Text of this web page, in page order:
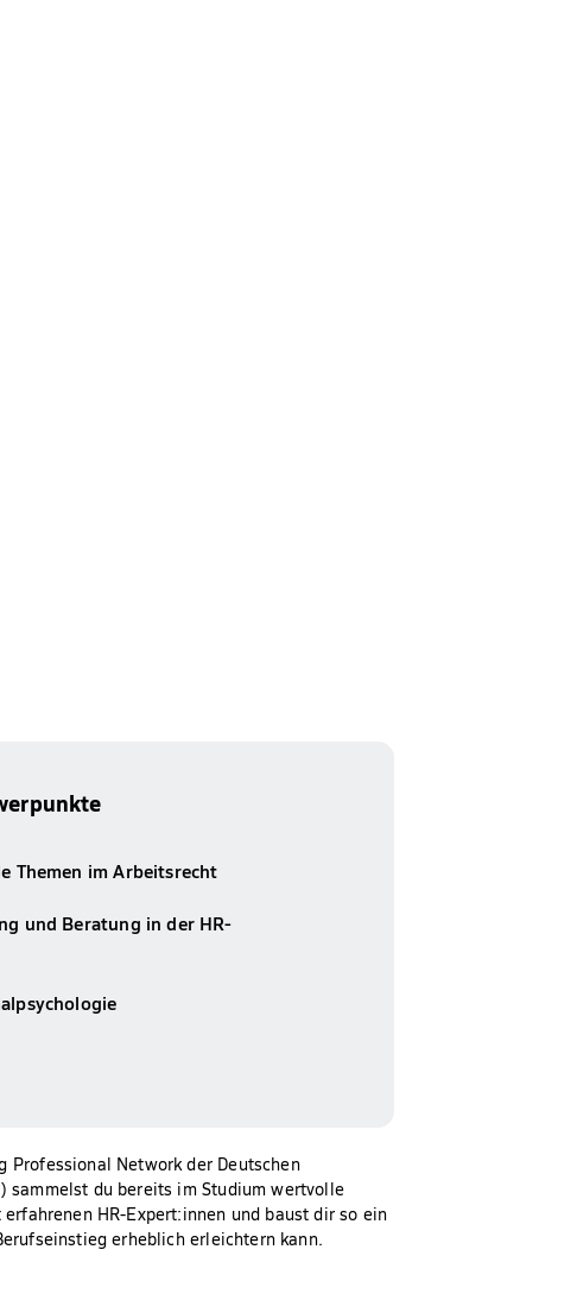
Themen im Arbeitsrecht
und Beratung in der HR-
Professional Network der Deutschen
sammelst du bereits im Studium wertvolle
HR-Expert:innen und baust dir so ein
erheblich erleichtern kann.